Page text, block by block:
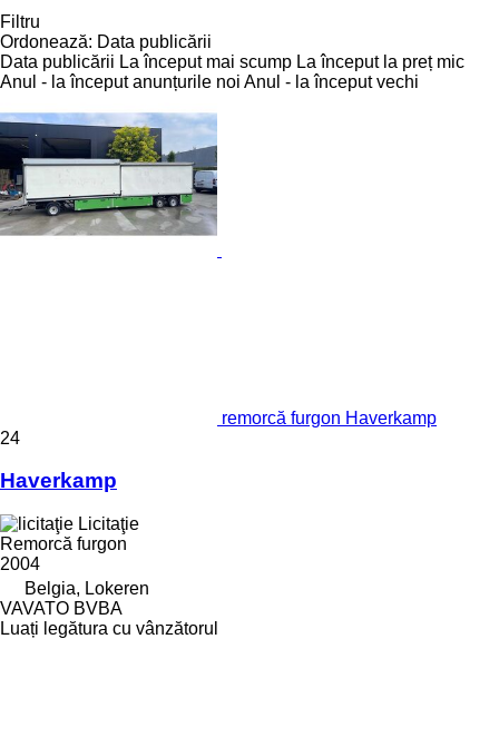
Filtru
Ordonează: Data publicării
Data publicării La început mai scump La început la preț mic
Anul - la început anunțurile noi Anul - la început vechi
remorcă furgon Haverkamp
24
Haverkamp
Licitaţie
Remorcă furgon
2004
Belgia, Lokeren
VAVATO BVBA
Luați legătura cu vânzătorul